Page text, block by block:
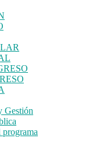
Gestión
programa